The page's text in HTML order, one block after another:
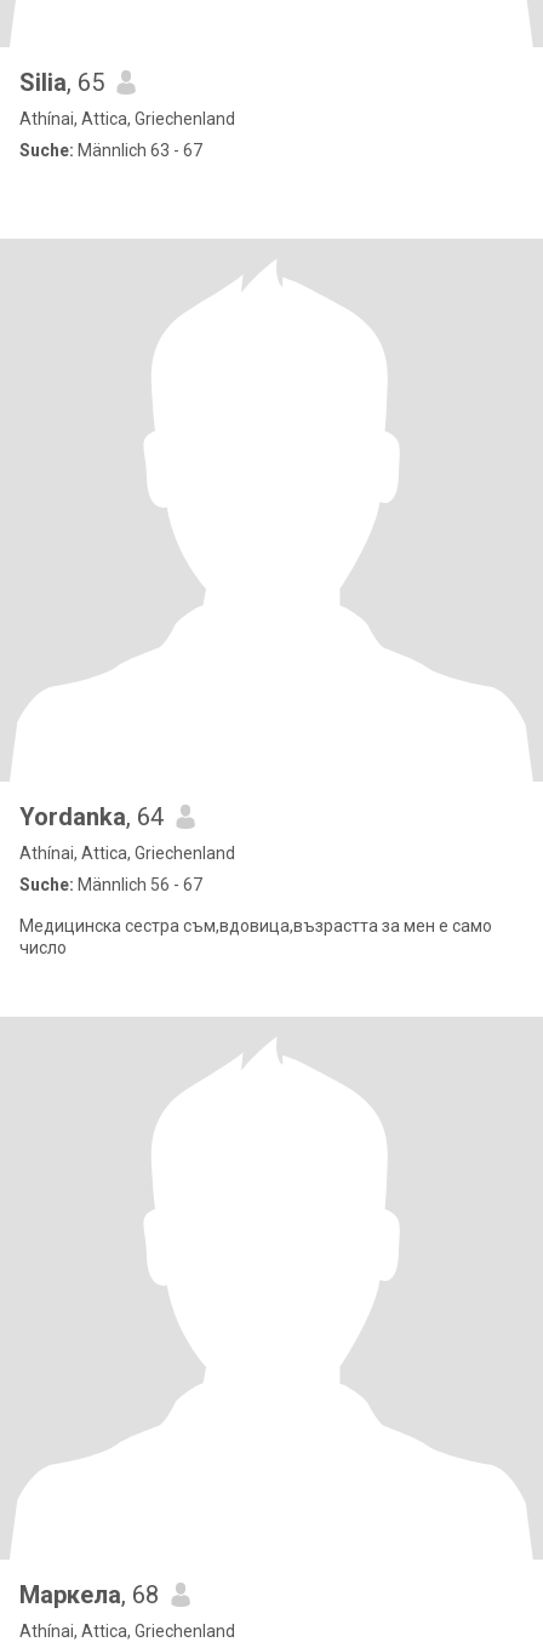
Silia, 65
Athínai, Attica, Griechenland
Suche: Männlich 63 - 67
Yordanka, 64
Athínai, Attica, Griechenland
Suche: Männlich 56 - 67
Медицинска сестра съм,вдовица,възрастта за мен е само
число
Маркела, 68
Athínai, Attica, Griechenland